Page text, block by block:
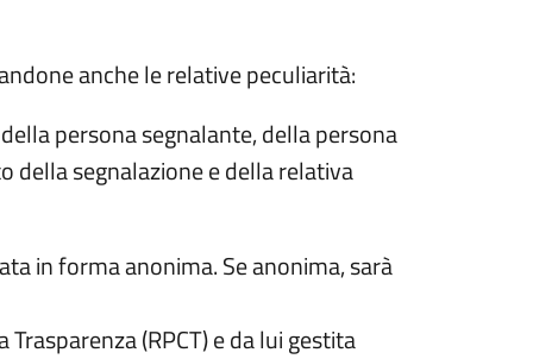
anche le relative peculiarità:
persona segnalante, della persona
della segnalazione e della relativa
in forma anonima. Se anonima, sarà
(RPCT) e da lui gestita